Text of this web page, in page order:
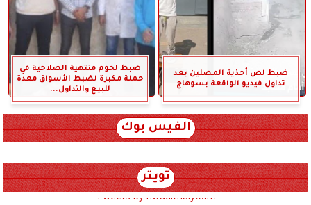
ضبط لص أحذية المصلين بعد
تداول فيديو الواقعة بسوهاج
ضبط لحوم منتهية الصلاحية في
حملة مكبرة لضبط الأسواق معدة
للبيع والتداول...
الفيس بوك
تويتر
Tweets by hwadithalyoum